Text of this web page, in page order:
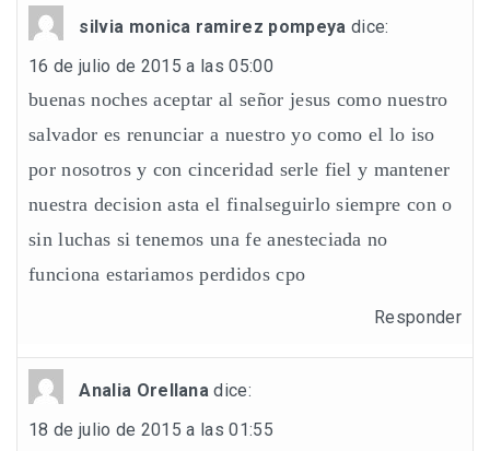
silvia monica ramirez pompeya dice:
16 de julio de 2015 a las 05:00
buenas noches aceptar al señor jesus como nuestro
salvador es renunciar a nuestro yo como el lo iso
por nosotros y con cinceridad serle fiel y mantener
nuestra decision asta el finalseguirlo siempre con o
sin luchas si tenemos una fe anesteciada no
funciona estariamos perdidos cpo
Responder
Analia Orellana dice:
18 de julio de 2015 a las 01:55